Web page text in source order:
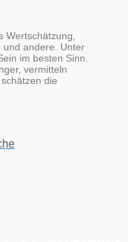
Wertschätzung,
und andere. Unter
im besten Sinn.
vermitteln
die